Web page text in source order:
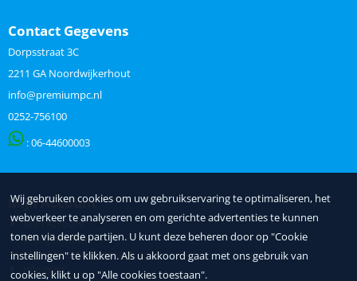
Contact Gegevens
Dorpsstraat 3C
2211 GA Noordwijkerhout
info@premiumpc.nl
0252-756100
: 06-44600003
Mijn Account
Mijn Account
Wijzig Account
Mijn Accountinformatie
Inloggen
Wij gebruiken cookies om uw gebruikservaring te optimaliseren, het
webverkeer te analyseren en om gerichte advertenties te kunnen
tonen via derde partijen. U kunt deze beheren door op "Cookie
instellingen" te klikken. Als u akkoord gaat met ons gebruik van
cookies, klikt u op "Alle cookies toestaan".